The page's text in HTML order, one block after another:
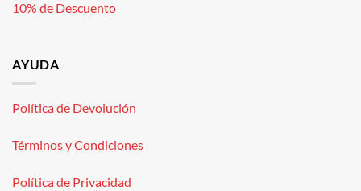
10% de Descuento
AYUDA
Política de Devolución
Términos y Condiciones
Política de Privacidad